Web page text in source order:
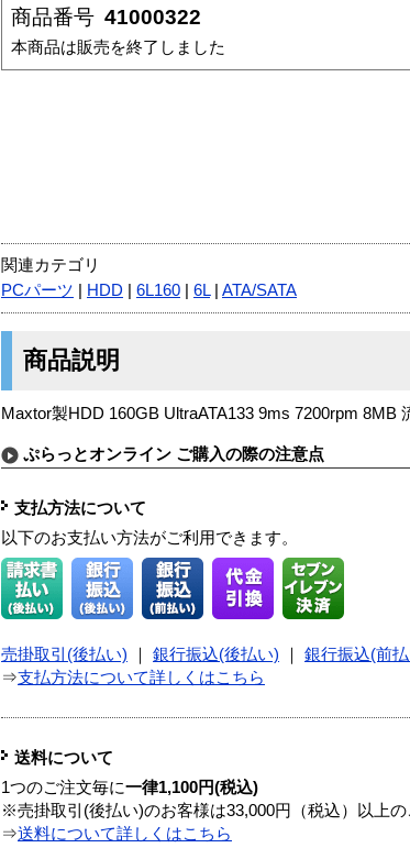
商品番号 41000322
本商品は販売を終了しました
関連カテゴリ
PCパーツ
HDD 6L160 6L| ATA/SATA
商品説明
Maxtor製HDD 160GB UltraATA133 9ms 7200rpm 8MB
ぷらっとオンライン ご購入の際の注意点
支払方法について
以下のお支払い方法がご利用できます。
売掛取引(後払い) 銀行振込(後払い) 銀行振込(前
⇒支払方法について詳しくはこちら
送料について
1つのご注文毎に一律1,100円(税込)
※売掛取引(後払い)のお客様は33,000円（税込）以上の
⇒送料について詳しくはこちら